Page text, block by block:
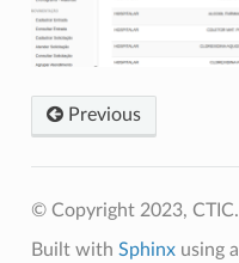
Previous
© Copyright 2023, CTIC.
Built with Sphinxusing a